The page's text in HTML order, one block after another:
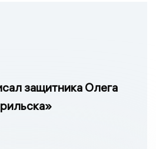
защитника Олега